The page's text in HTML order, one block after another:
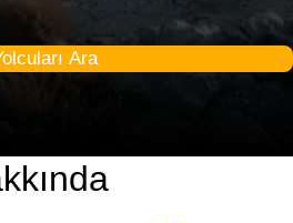
Ara